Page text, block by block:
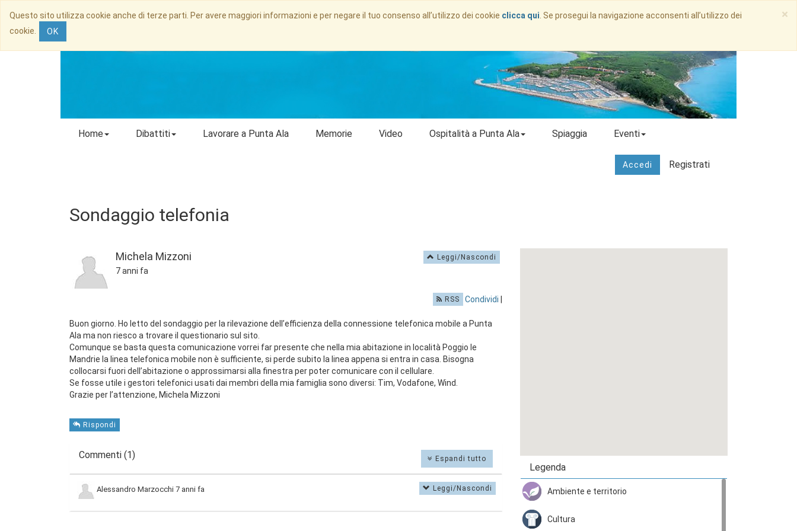
×
Questo sito utilizza cookie anche di terze parti. Per avere maggiori informazioni e per negare il tuo consenso all’utilizzo dei cookie clicca qui . Se prosegui la navigazione acconsenti all’utilizzo dei
cookie.
OK
Home Dibattiti Lavorare a Punta Ala Memorie Video Ospitalità a Punta Ala Spiaggia Eventi
Registrati
Accedi
Sondaggio telefonia
Michela Mizzoni Leggi/Nascondi
7 anni fa
RSS Condividi
Buon giorno. Ho letto del sondaggio per la rilevazione dell’efficienza della connessione telefonica mobile a Punta
Ala ma non riesco a trovare il questionario sul sito.
Comunque se basta questa comunicazione vorrei far presente che nella mia abitazione in località Poggio le
Mandrie la linea telefonica mobile non è sufficiente, si perde subito la linea appena si entra in casa. Bisogna
collocarsi fuori dell’abitazione o approssimarsi alla finestra per poter comunicare con il cellulare.
Se fosse utile i gestori telefonici usati dai membri della mia famiglia sono diversi: Tim, Vodafone, Wind.
Grazie per l’attenzione, Michela Mizzoni
Rispondi
Commenti (1) Espandi tutto
Leggi/Nascondi
Alessandro Marzocchi 7 anni fa
Legenda
Ambiente e territorio
Cultura